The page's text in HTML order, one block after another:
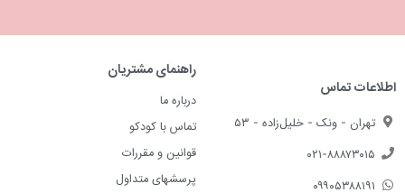
اطلاعات تماس
تهران - ونک - خلیل‌زاده - ۵۳
۰۲۱-۸۸۸۷۳۰۱۵
۰۹۹۰۵۳۸۸۱۹۱
راهنمای مشتریان
درباره ما
تماس با کودکو
قوانین و مقررات
پرسشهای متداول